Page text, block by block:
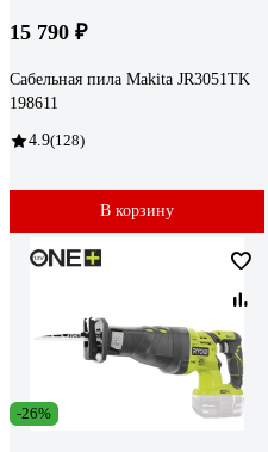
15 790 ₽
Сабельная пила Makita JR3051TK
198611
4.9(128)
В корзину
-26%